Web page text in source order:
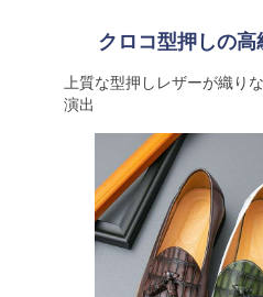
クロコ型押しの
上質な型押しレザーが織り
演出